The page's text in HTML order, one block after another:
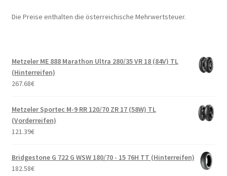
Die Preise enthalten die österreichische Mehrwertsteuer.
Metzeler ME 888 Marathon Ultra 280/35 VR 18 (84V) TL
(Hinterreifen)
267.68€
Metzeler Sportec M-9 RR 120/70 ZR 17 (58W) TL
(Vorderreifen)
121.39€
Bridgestone G 722 G WSW 180/70 - 15 76H TT (Hinterreifen)
182.58€